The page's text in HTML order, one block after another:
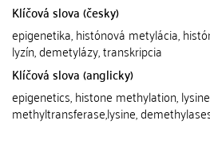
Klíčová slova (česky)
epigenetika, histónová metylácia,
lyzín, demetylázy, transkripcia
Klíčová slova (anglicky)
epigenetics, histone methylation,
methyltransferase,lysine,